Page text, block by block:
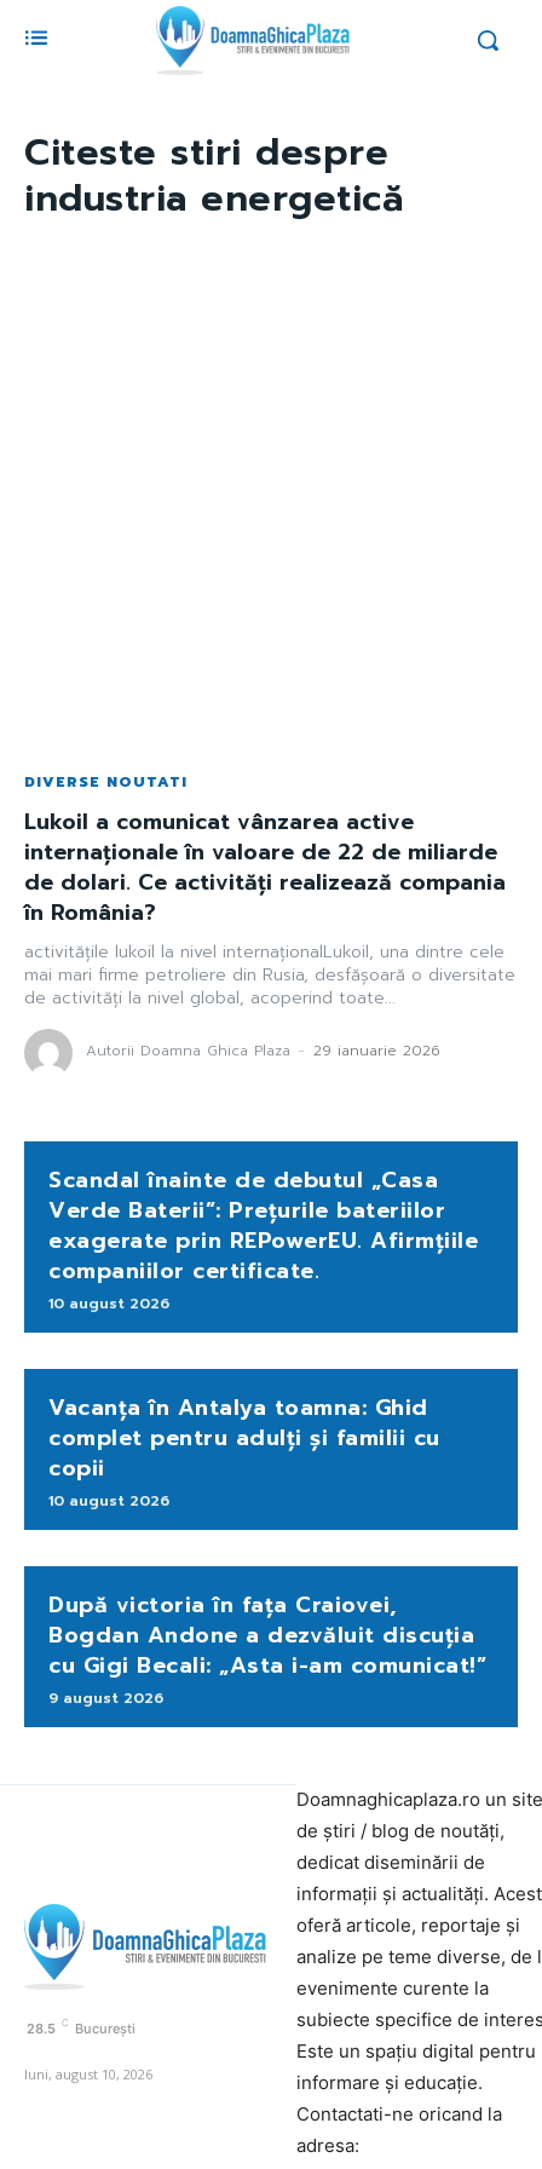
Citeste stiri despre
industria energetică
DIVERSE NOUTATI
Lukoil a comunicat vânzarea active
internaționale în valoare de 22 de miliarde
de dolari. Ce activități realizează compania
în România?
activitățile lukoil la nivel internaționalLukoil, una dintre cele
mai mari firme petroliere din Rusia, desfășoară o diversitate
de activități la nivel global, acoperind toate...
Autorii Doamna Ghica Plaza - 29 ianuarie 2026
Scandal înainte de debutul „Casa
Verde Baterii”: Prețurile bateriilor
exagerate prin REPowerEU. Afirmțiile
companiilor certificate.
10 august 2026
Vacanța în Antalya toamna: Ghid
complet pentru adulți și familii cu
copii
10 august 2026
După victoria în fața Craiovei,
Bogdan Andone a dezvăluit discuția
cu Gigi Becali: „Asta i-am comunicat!”
9 august 2026
28.5 C București
luni, august 10, 2026
Doamnaghicaplaza.ro un site
de știri / blog de noutăți,
dedicat diseminării de
informații și actualități.
oferă articole, reportaje și
analize pe teme diverse, de
evenimente curente la
subiecte specifice de
Este un spațiu digital pentru
informare și educație.
Contactati-ne oricand la
adresa: